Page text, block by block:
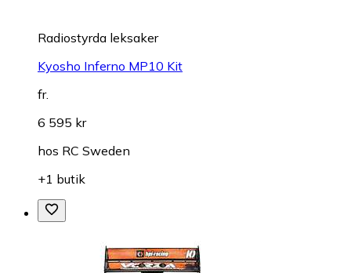
Radiostyrda leksaker
Kyosho Inferno MP10 Kit
fr.
6 595 kr
hos RC Sweden
+1 butik